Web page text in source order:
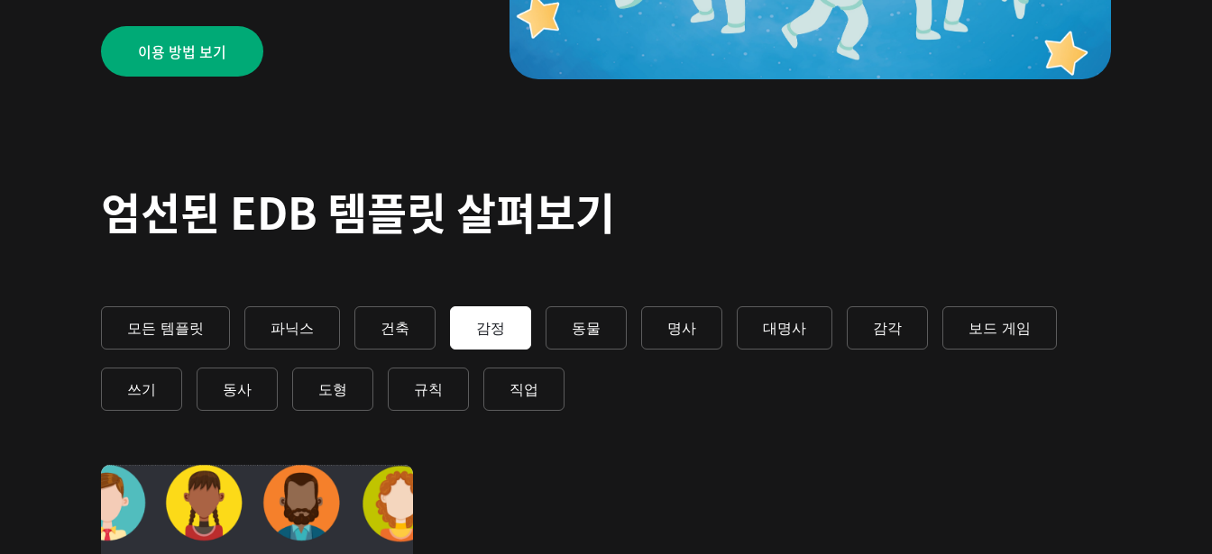
이용 방법 보기
엄선된 EDB 템플릿 살펴보기
모든 템플릿 파닉스 건축 감정 동물 명사 대명사 감각 보드 게임
쓰기 동사 도형 규칙 직업